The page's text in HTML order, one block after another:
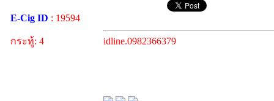
E-Cig ID : 19594
กระทู้: 4 idline.0982366379